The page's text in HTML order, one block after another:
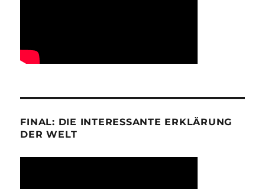
FINAL: DIE INTERESSANTE ERKLÄRUNG
DER WELT